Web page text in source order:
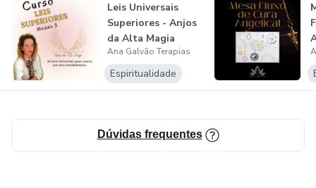
Leis Universais
Superiores - Anjos
da Alta Magia
Ana Galvão Terapias
Espiritualidade
Dúvidas frequentes